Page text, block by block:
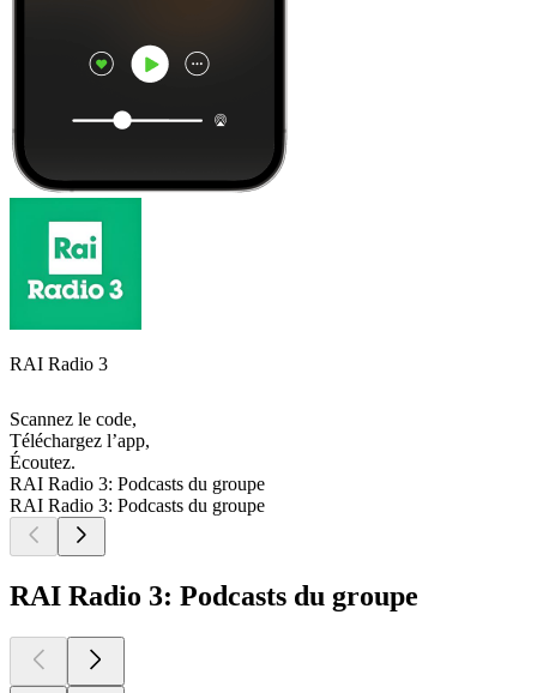
RAI Radio 3
Scannez le code,
Téléchargez l’app,
Écoutez.
RAI Radio 3: Podcasts du groupe
RAI Radio 3: Podcasts du groupe
RAI Radio 3: Podcasts du groupe